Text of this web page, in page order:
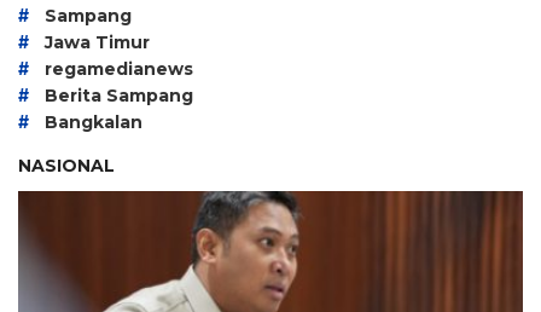
# Sampang
# Jawa Timur
# regamedianews
# Berita Sampang
#
Bangkalan
NASIONAL